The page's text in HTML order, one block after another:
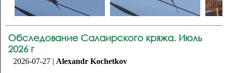
Обследование Салаирского кряжа. Июль
2026 г
2026-07-27 | Alexandr Kochetkov